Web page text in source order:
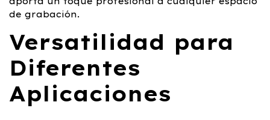
de grabación.
Versatilidad para
Diferentes
Aplicaciones